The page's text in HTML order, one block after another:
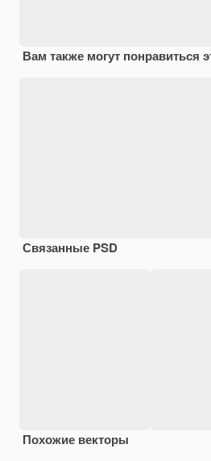
Вам также могут понравиться
Связанные PSD
Похожие векторы